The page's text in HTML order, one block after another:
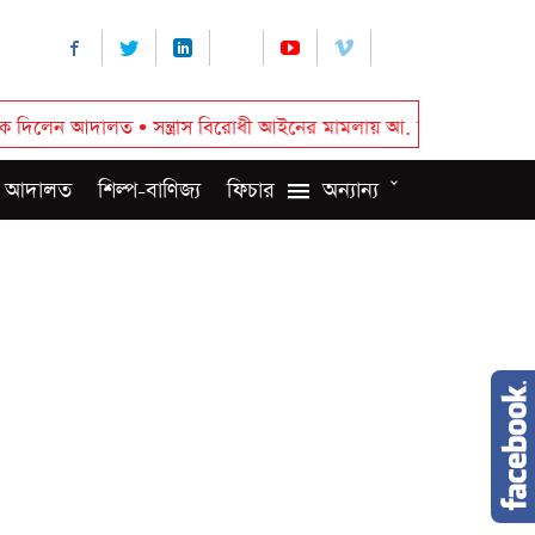
•সন্ত্রাস বিরোধী আইনের মামলায় আ. লীগ-ছাত্রলীগের ৬ জন রিমান্ডে
শিল্প-বাণিজ্য ফিচার অন্যান্য